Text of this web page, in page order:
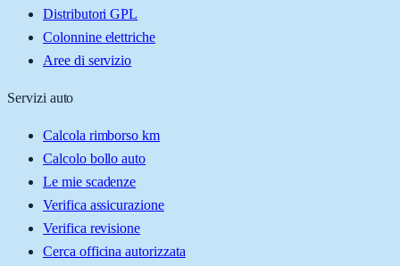
Distributori GPL
Colonnine elettriche
Aree di servizio
Servizi auto
Calcola rimborso km
Calcolo bollo auto
Le mie scadenze
Verifica assicurazione
Verifica revisione
Cerca officina autorizzata